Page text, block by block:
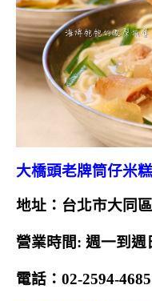
大橋頭老牌筒仔米糕
地址：台北市大同
營業時間: 週一到週
電話：02-2594-4685